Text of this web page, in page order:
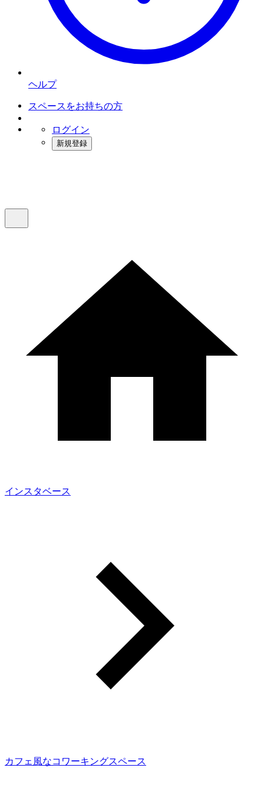
ヘルプ
スペースをお持ちの方
ログイン
新規登録
インスタベース
カフェ風なコワーキングスペース